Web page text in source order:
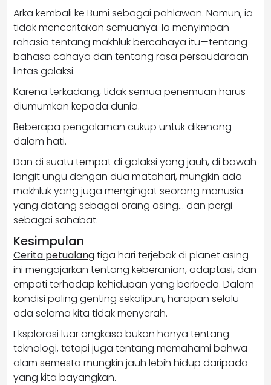
Arka kembali ke Bumi sebagai pahlawan. Namun, ia
tidak menceritakan semuanya. Ia menyimpan
rahasia tentang makhluk bercahaya itu—tentang
bahasa cahaya dan tentang rasa persaudaraan
lintas galaksi.
Karena terkadang, tidak semua penemuan harus
diumumkan kepada dunia.
Beberapa pengalaman cukup untuk dikenang
dalam hati.
Dan di suatu tempat di galaksi yang jauh, di bawah
langit ungu dengan dua matahari, mungkin ada
makhluk yang juga mengingat seorang manusia
yang datang sebagai orang asing… dan pergi
sebagai sahabat.
Kesimpulan
Cerita petualangtiga hari terjebak di planet asing
ini mengajarkan tentang keberanian, adaptasi, dan
empati terhadap kehidupan yang berbeda. Dalam
kondisi paling genting sekalipun, harapan selalu
ada selama kita tidak menyerah.
Eksplorasi luar angkasa bukan hanya tentang
teknologi, tetapi juga tentang memahami bahwa
alam semesta mungkin jauh lebih hidup daripada
yang kita bayangkan.